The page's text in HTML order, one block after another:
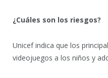
¿Cuáles son los riesgos?
Unicef indica que los
videojuegos a los niños y